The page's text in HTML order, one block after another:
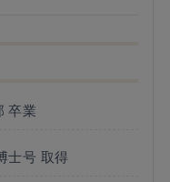
卒業
士号 取得